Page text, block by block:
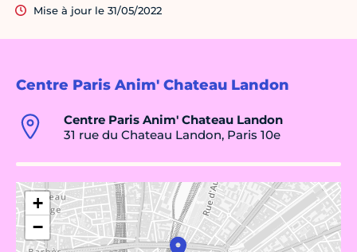
Centre Paris Anim' Chateau Landon
Centre Paris Anim' Chateau Landon
31 rue du Chateau Landon, Paris 10e
+
−
Mise à jour le 31/05/2022